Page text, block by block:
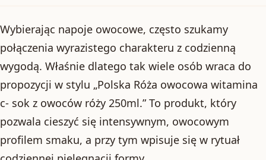
Wybierając napoje owocowe, często szukamy
połączenia wyrazistego charakteru z codzienną
wygodą. Właśnie dlatego tak wiele osób wraca do
propozycji w stylu „Polska Róża owocowa witamina
c- sok z owoców róży 250ml.” To produkt, który
pozwala cieszyć się intensywnym, owocowym
profilem smaku, a przy tym wpisuje się w rytuał